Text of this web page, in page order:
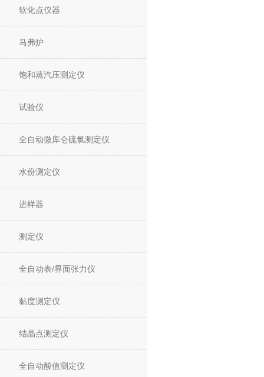
软化点仪器
马弗炉
饱和蒸汽压测定仪
试验仪
全自动微库仑硫氯测定仪
水份测定仪
进样器
测定仪
全自动表/界面张力仪
黏度测定仪
结晶点测定仪
全自动酸值测定仪